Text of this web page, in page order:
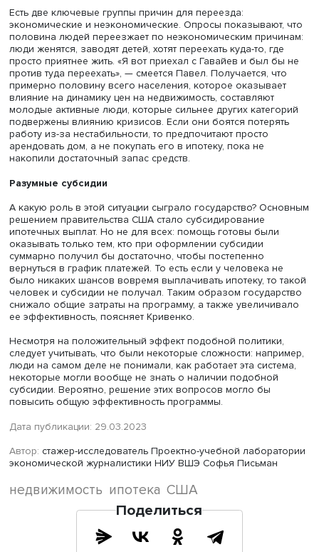
Обычно поиск работы в Америке занимает несколько
месяцев, но во времена кризиса этот период может
увеличиться. И это не самое страшное. Если посмотреть
какое влияние безработица оказывает на население,
получается, что в будущем безработные теряют в
много лет вперед, потому что их работа в среднем
оказывается хуже, чем предыдущая. В количественном
выражении эта потеря составляет 10–20% от всего
дохода, в кризисное время это значение только растет.
Поэтому в кризис люди боятся потерять работу и не
делать крупные покупки. Это является первой
почему безработица влияет на рынок жилья, отмечает
Однако есть еще один фактор, на который нужно
внимание: насколько сильно в кризисные времена
желание людей переезжать. Именно переезжающие
формируют большую часть спроса на жилье: они
насколько большие или маленькие дома будут
да и в целом — будут ли они арендованы или куплены в
ипотеку.
Есть две ключевые группы причин для переезда:
экономические и неэкономические. Опросы
половина людей переезжает по неэкономическим
люди женятся, заводят детей, хотят переехать куда-то,
просто приятнее жить. «Я вот приехал с Гавайев и был
против туда переехать», — смеется Павел. Получается,
примерно половину всего населения, которое
влияние на динамику цен на недвижимость, составляют
молодые активные люди, которые сильнее других
подвержены влиянию кризисов. Если они боятся
арендовать дом, а не покупать его в ипотеку, пока не
накопили достаточный запас средств.
Разумные субсидии